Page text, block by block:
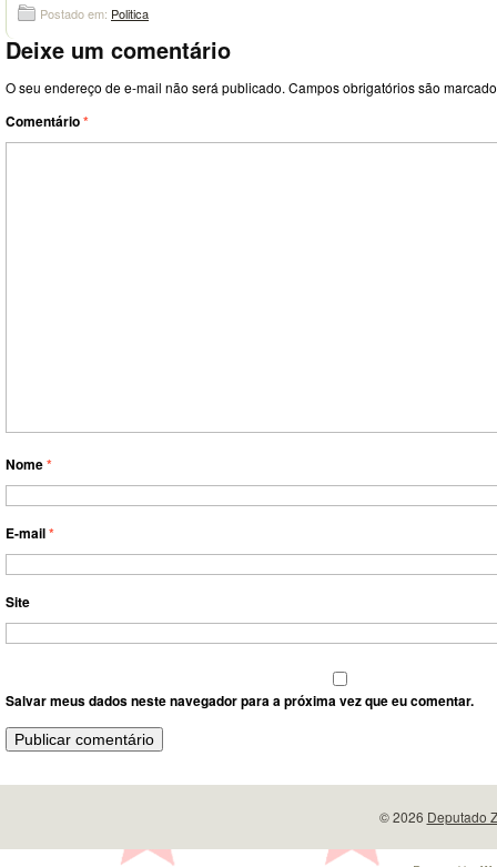
Postado em: Politica
Deixe um comentário
O seu endereço de e-mail não será publicado. Campos obrigatórios são
Comentário*
Nome*
E-mail*
Site
Salvar meus dados neste navegador para a próxima vez que eu comentar.
© 2026 Deputado